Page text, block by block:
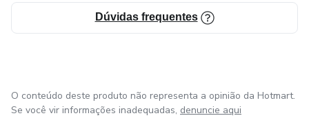
Dúvidas frequentes
O conteúdo deste produto não representa a opinião da Hotmart.
Se você vir informações inadequadas, denuncie aqui